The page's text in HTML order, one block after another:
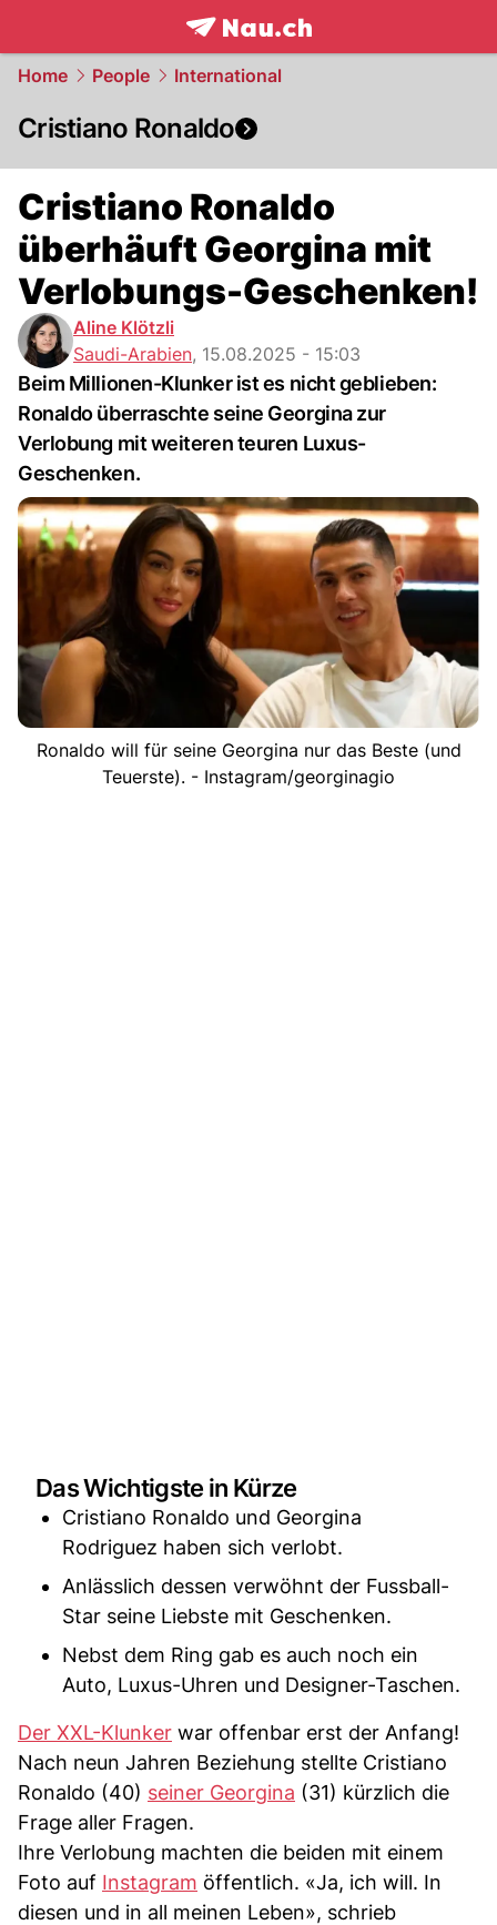
frontpage.NAU.ch
Home People International
Cristiano Ronaldo
Cristiano Ronaldo
überhäuft Georgina mit
Verlobungs-Geschenken!
Aline Klötzli
Saudi-Arabien, 15.08.2025 - 15:03
Beim Millionen-Klunker ist es nicht geblieben:
Ronaldo überraschte seine Georgina zur
Verlobung mit weiteren teuren Luxus-
Geschenken.
Ronaldo will für seine Georgina nur das Beste (und
Teuerste). - Instagram/georginagio
Das Wichtigste in Kürze
Cristiano Ronaldo und Georgina
Rodriguez haben sich verlobt.
Anlässlich dessen verwöhnt der Fussball-
Star seine Liebste mit Geschenken.
Nebst dem Ring gab es auch noch ein
Auto, Luxus-Uhren und Designer-Taschen.
Der XXL-Klunker war offenbar erst der Anfang!
Nach neun Jahren Beziehung stellte Cristiano
Ronaldo (40) seiner Georgina (31) kürzlich die
Frage aller Fragen.
Ihre Verlobung machten die beiden mit einem
Foto auf Instagram öffentlich. «Ja, ich will. In
diesen und in all meinen Leben», schrieb